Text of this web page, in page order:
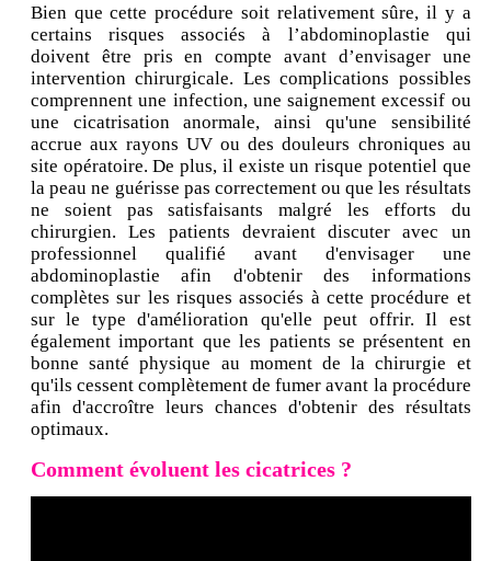
Bien que cette procédure soit relativement sûre, il y a
certains risques associés à l’abdominoplastie qui
doivent être pris en compte avant d’envisager une
intervention chirurgicale. Les complications possibles
comprennent une infection, une saignement excessif ou
une cicatrisation anormale, ainsi qu'une sensibilité
accrue aux rayons UV ou des douleurs chroniques au
site opératoire. De plus, il existe un risque potentiel que
la peau ne guérisse pas correctement ou que les résultats
ne soient pas satisfaisants malgré les efforts du
chirurgien. Les patients devraient discuter avec un
professionnel qualifié avant d'envisager une
abdominoplastie afin d'obtenir des informations
complètes sur les risques associés à cette procédure et
sur le type d'amélioration qu'elle peut offrir. Il est
également important que les patients se présentent en
bonne santé physique au moment de la chirurgie et
qu'ils cessent complètement de fumer avant la procédure
afin d'accroître leurs chances d'obtenir des résultats
optimaux.
Comment évoluent les cicatrices ?